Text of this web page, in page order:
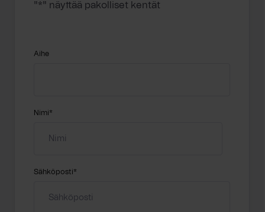
"*" näyttää pakolliset kentät
Aihe
Nimi*
Sähköposti*